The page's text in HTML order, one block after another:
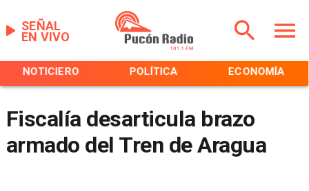
EN VIVO
SEÑAL
NOTICIERO POLÍTICA ECONOMÍA
Fiscalía desarticula brazo
armado del Tren de Aragua